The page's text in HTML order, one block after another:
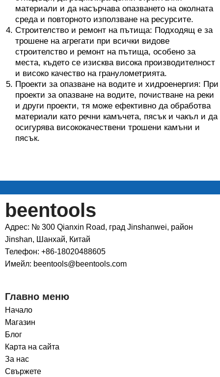
материали и да насърчава опазването на околната
среда и повторното използване на ресурсите.
Строителство и ремонт на пътища: Подходящ е за
трошене на агрегати при всички видове
строителство и ремонт на пътища, особено за
места, където се изисква висока производителност
и високо качество на гранулометрията.
Проекти за опазване на водите и хидроенергия: При
проекти за опазване на водите, почистване на реки
и други проекти, тя може ефективно да обработва
материали като речни камъчета, пясък и чакъл и да
осигурява висококачествени трошени камъни и
пясък.
beentools
Адрес: № 300 Qianxin Road, град Jinshanwei, район
Jinshan, Шанхай, Китай
Телефон: +86-18020488605
Имейл: beentools@beentools.com
Главно меню
Начало
Магазин
Блог
Карта на сайта
За нас
Свържете